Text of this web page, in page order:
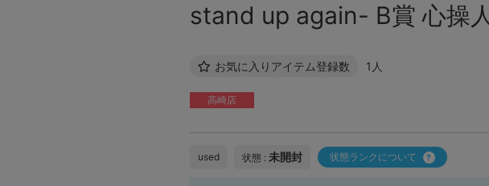
stand up again- B賞 心操
お気に入りアイテム登録数 1人
高崎店
used 状態 : 未開封 状態ランクについて